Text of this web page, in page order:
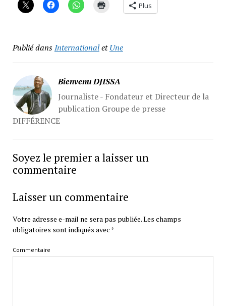
Plus
Publié dansInternationaletUne
Bienvenu DJISSA
Journaliste - Fondateur et Directeur de la
publication Groupe de presse
DIFFÉRENCE
Soyez le premier a laisser un
commentaire
Laisser un commentaire
Votre adresse e-mail ne sera pas publiée.Les champs
obligatoires sont indiqués avec *
Commentaire